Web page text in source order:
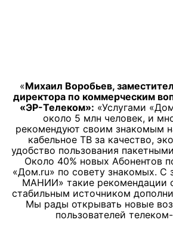
Михаил Воробьев,
директора по коммерческим
«ЭР-Телеком»: «Услугами
около 5 млн человек, и
рекомендуют своим знакомым
кабельное ТВ за качество,
удобство пользования
Около 40% новых Абонентов
«Дом.ru» по совету знакомых. С
МАНИИ» такие рекомендации
стабильным источником
Мы рады открывать новые
пользователей